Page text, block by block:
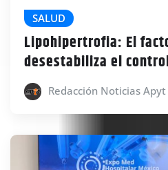
SALUD
Lipohipertrofia: El
desestabiliza el
Redacción Noticias Apyt